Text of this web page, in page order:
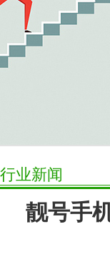
行业新闻
靓号手